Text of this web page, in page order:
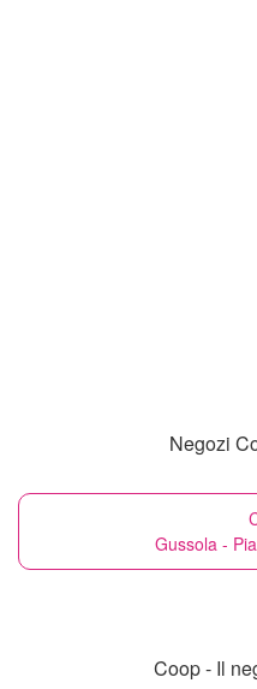
Negozi
Gussola -
Coop - Il